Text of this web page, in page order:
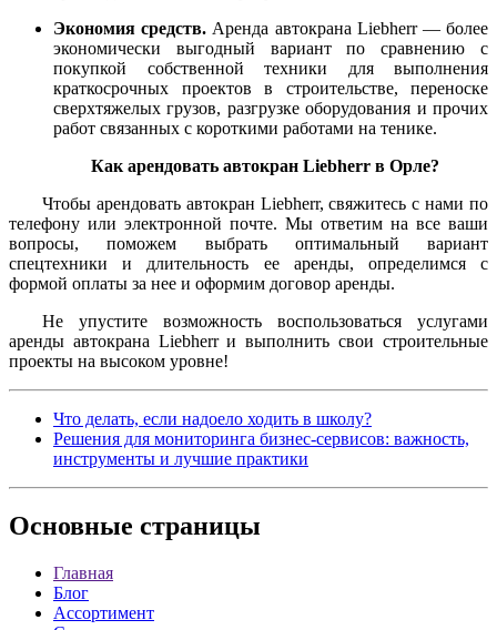
Экономия средств. Аренда автокрана Liebherr — более
экономически выгодный вариант по сравнению с
покупкой собственной техники для выполнения
краткосрочных проектов в строительстве, переноске
сверхтяжелых грузов, разгрузке оборудования и прочих
работ связанных с короткими работами на тенике.
Как арендовать автокран Liebherr в Орле?
Чтобы арендовать автокран Liebherr, свяжитесь с нами по
телефону или электронной почте. Мы ответим на все ваши
вопросы, поможем выбрать оптимальный вариант
спецтехники и длительность ее аренды, определимся с
формой оплаты за нее и оформим договор аренды.
Не упустите возможность воспользоваться услугами
аренды автокрана Liebherr и выполнить свои строительные
проекты на высоком уровне!
Что делать, если надоело ходить в школу?
Решения для мониторинга бизнес-сервисов: важность,
инструменты и лучшие практики
Основные страницы
Главная
Блог
Ассортимент